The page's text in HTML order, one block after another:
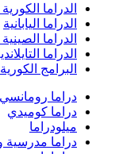
الدراما الكورية 2023
الدراما اليابانية
الدراما الصينية 2023
الدراما التايلاندية
البرامج
دراما رومانسي
دراما كوميدي
ميلودراما
دراما مدرسية